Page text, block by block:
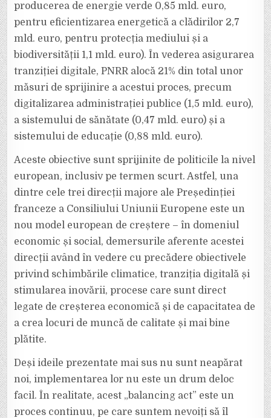
producerea de energie verde 0,85 mld. euro,
pentru eficientizarea energetică a clădirilor 2,7
mld. euro, pentru protecția mediului și a
biodiversității 1,1 mld. euro). În vederea asigurarea
tranziției digitale, PNRR alocă 21% din total unor
măsuri de sprijinire a acestui proces, precum
digitalizarea administrației publice (1,5 mld. euro),
a sistemului de sănătate (0,47 mld. euro) și a
sistemului de educație (0,88 mld. euro).
Aceste obiective sunt sprijinite de politicile la nivel
european, inclusiv pe termen scurt. Astfel, una
dintre cele trei direcții majore ale Președinției
franceze a Consiliului Uniunii Europene este un
nou model european de creștere – în domeniul
economic și social, demersurile aferente acestei
direcții având în vedere cu precădere obiectivele
privind schimbările climatice, tranziția digitală și
stimularea inovării, procese care sunt direct
legate de creșterea economică și de capacitatea de
a crea locuri de muncă de calitate și mai bine
plătite.
Deși ideile prezentate mai sus nu sunt neapărat
noi, implementarea lor nu este un drum deloc
facil. În realitate, acest „balancing act” este un
proces continuu, pe care suntem nevoiți să îl